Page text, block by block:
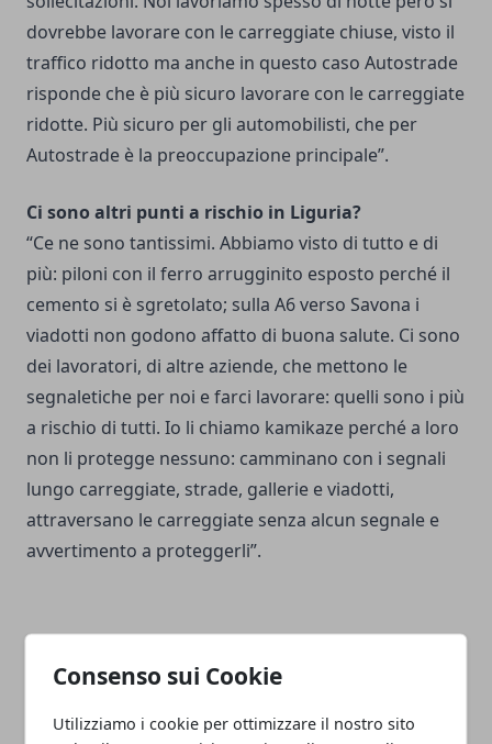
Consenso sui Cookie
Utilizziamo i cookie per ottimizzare il nostro sito
dovrebbe lavorare con le carreggiate chiuse, visto il
traffico ridotto ma anche in questo caso Autostrade
risponde che è più sicuro lavorare con le carreggiate
ridotte. Più sicuro per gli automobilisti, che per
Autostrade è la preoccupazione principale”.
Ci sono altri punti a rischio in Liguria?
“Ce ne sono tantissimi. Abbiamo visto di tutto e di
più: piloni con il ferro arrugginito esposto perché il
cemento si è sgretolato; sulla A6 verso Savona i
viadotti non godono affatto di buona salute. Ci sono
dei lavoratori, di altre aziende, che mettono le
segnaletiche per noi e farci lavorare: quelli sono i più
a rischio di tutti. Io li chiamo kamikaze perché a loro
non li protegge nessuno: camminano con i segnali
lungo carreggiate, strade, gallerie e viadotti,
attraversano le carreggiate senza alcun segnale e
avvertimento a proteggerli”.
Facebook
TwitterWhatsapp